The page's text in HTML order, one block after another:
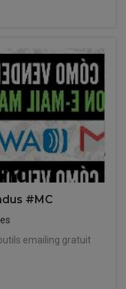
#MC
emailing gratuit